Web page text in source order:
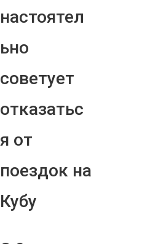
настоятел
ьно
советует
отказатьс
я от
поездок на
Кубу